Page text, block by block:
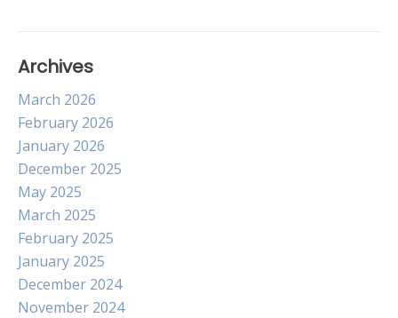
Archives
March 2026
February 2026
January 2026
December 2025
May 2025
March 2025
February 2025
January 2025
December 2024
November 2024